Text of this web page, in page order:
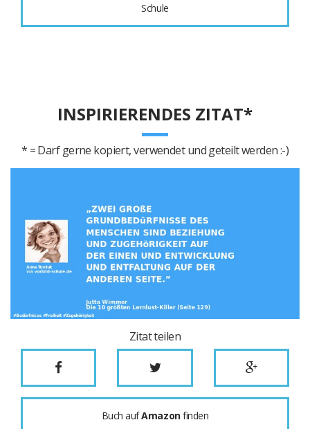
Schule
INSPIRIERENDES ZITAT*
* = Darf gerne kopiert, verwendet und geteilt werden :-)
Zitat teilen
Buch aufAmazonfinden